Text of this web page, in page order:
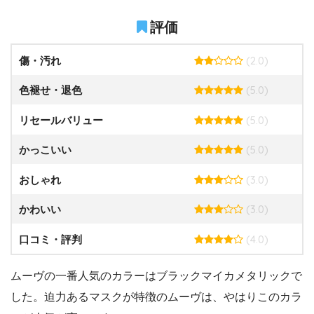
評価
傷・汚れ (2.0)
色褪せ・退色 (5.0)
リセールバリュー (5.0)
かっこいい (5.0)
おしゃれ (3.0)
かわいい (3.0)
口コミ・評判 (4.0)
ムーヴの一番人気のカラーはブラックマイカメタリックで
した。迫力あるマスクが特徴のムーヴは、やはりこのカラ